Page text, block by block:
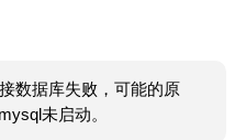
数据库失败，可能的原
未启动。